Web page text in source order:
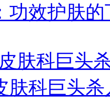
功效护肤
肤科巨头